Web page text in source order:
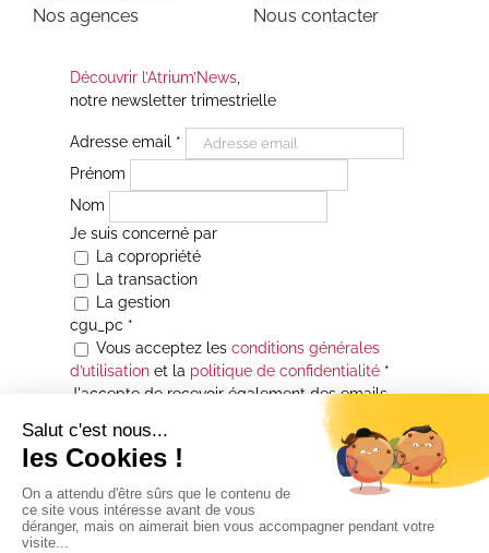
Nos agences
Nous contacter
Découvrir l’Atrium’News,
notre newsletter trimestrielle
Adresse email *
Prénom
Nom
Je suis concerné par
La copropriété
La transaction
La gestion
cgu_pc *
Vous acceptez les conditions générales
d’utilisationet la politique de confidentialité*
J'accepte de recevoir également des emails
Je souhaite être informé(e) de toutes les
actualités immobilières des agences de la
Maison Atrium Gestion. À tout moment, vous
pourrez utiliser le lien de désabonnement
intégré aux courriers électroniques qui vous
seront envoyés.